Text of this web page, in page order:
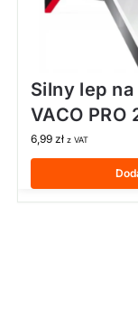
Silny lep
VACO PRO
6,99 zł z VAT